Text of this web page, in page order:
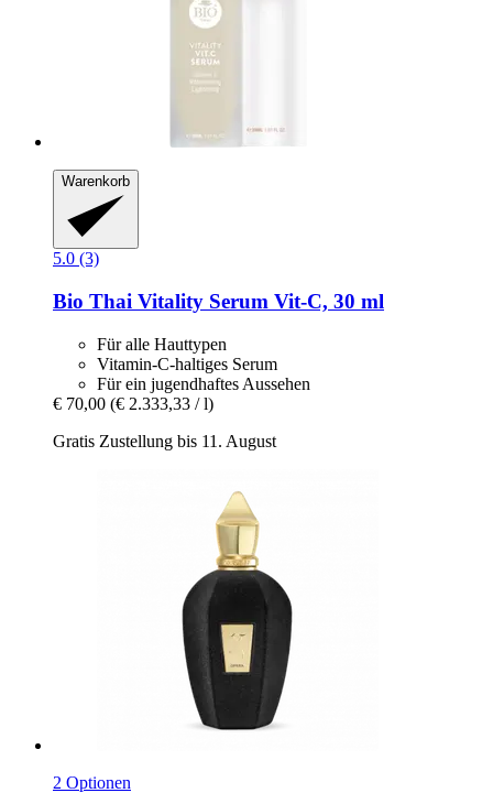
Warenkorb
5.0 (3)
Bio Thai Vitality Serum Vit-​C, 30 ml
Für alle Hauttypen
Vitamin-C-haltiges Serum
Für ein jugendhaftes Aussehen
€ 70,00 (€ 2.333,33 / l)
Gratis Zustellung bis 11. August
2 Optionen